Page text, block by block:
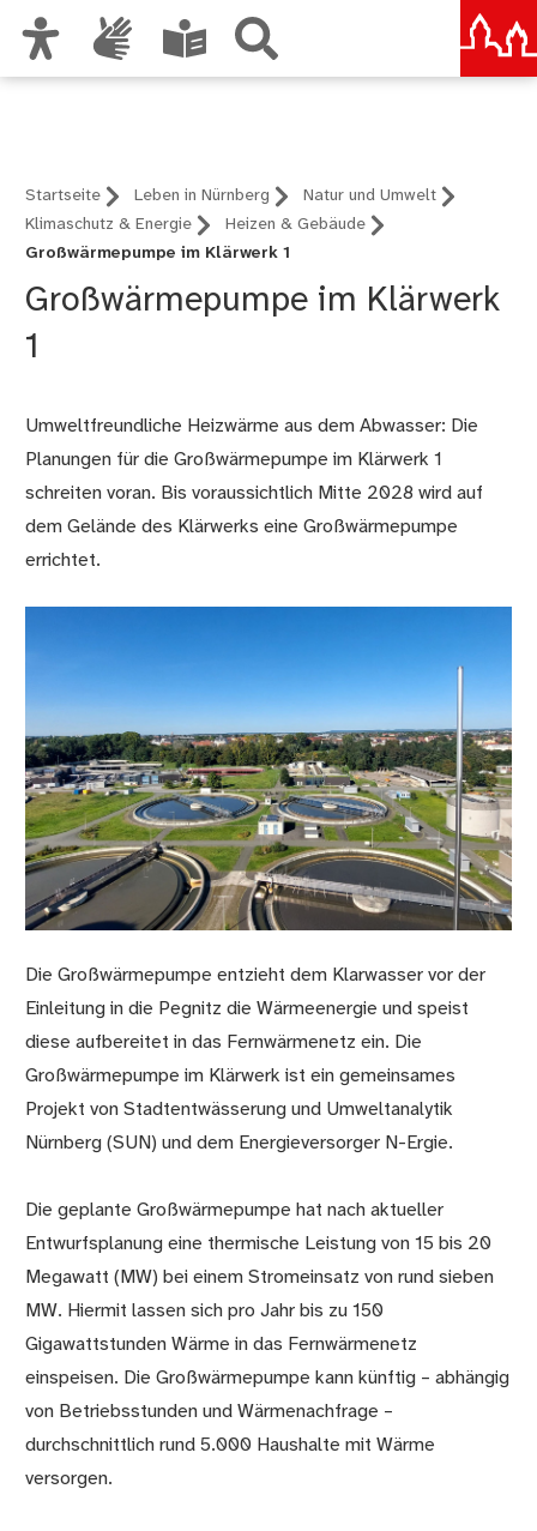
Startseite Leben in Nürnberg
Natur und Umwelt
Klimaschutz & Energie
Heizen & Gebäude
Großwärmepumpe im Klärwerk 1
Großwärmepumpe im Klärwerk
1
Umweltfreundliche Heizwärme aus dem Abwasser: Die
Planungen für die Großwärmepumpe im Klärwerk 1
schreiten voran. Bis voraussichtlich Mitte 2028 wird auf
dem Gelände des Klärwerks eine Großwärmepumpe
errichtet.
Die Großwärmepumpe entzieht dem Klarwasser vor der
Einleitung in die Pegnitz die Wärmeenergie und speist
diese aufbereitet in das Fernwärmenetz ein. Die
Großwärmepumpe im Klärwerk ist ein gemeinsames
Projekt von Stadtentwässerung und Umweltanalytik
Nürnberg (SUN) und dem Energieversorger N-Ergie.
Die geplante Großwärmepumpe hat nach aktueller
Entwurfsplanung eine thermische Leistung von 15 bis 20
Megawatt (MW) bei einem Stromeinsatz von rund sieben
MW. Hiermit lassen sich pro Jahr bis zu 150
Gigawattstunden Wärme in das Fernwärmenetz
einspeisen. Die Großwärmepumpe kann künftig – abhängig
von Betriebsstunden und Wärmenachfrage –
durchschnittlich rund 5.000 Haushalte mit Wärme
versorgen.